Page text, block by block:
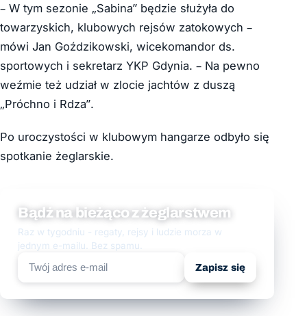
– W tym sezonie „Sabina” będzie służyła do
towarzyskich, klubowych rejsów zatokowych –
mówi Jan Goździkowski, wicekomandor ds.
sportowych i sekretarz YKP Gdynia. – Na pewno
weźmie też udział w zlocie jachtów z duszą
„Próchno i Rdza”.
Po uroczystości w klubowym hangarze odbyło się
spotkanie żeglarskie.
Bądź na bieżąco z żeglarstwem
Raz w tygodniu - regaty, rejsy i ludzie morza w
jednym e-mailu. Bez spamu.
Zapisz się